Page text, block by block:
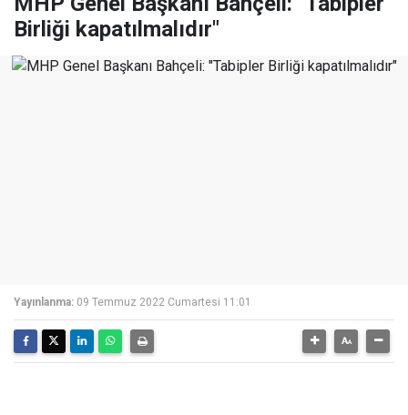
Birliği kapatılmalıdır"
Yayınlanma: 09 Temmuz 2022 Cumartesi 11:01